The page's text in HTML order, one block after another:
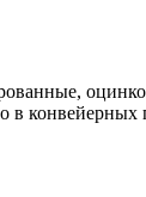
в конвейерных